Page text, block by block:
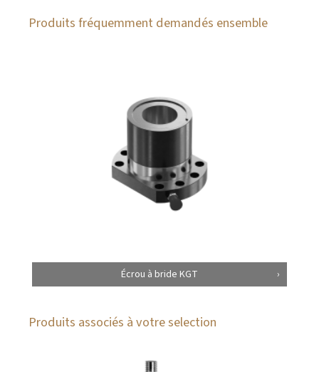
Produits fréquemment demandés ensemble
Écrou à bride KGT
Produits associés à votre selection